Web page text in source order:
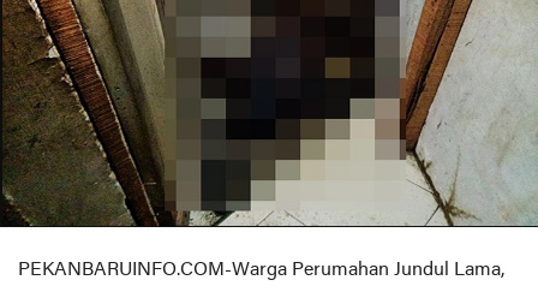
PEKANBARUINFO.COM-Warga Perumahan Jundul Lama,